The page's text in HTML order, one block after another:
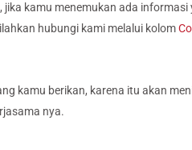
kamu menemukan ada
hubungi kami melalui kolom
kamu berikan, karena itu akan
nya.